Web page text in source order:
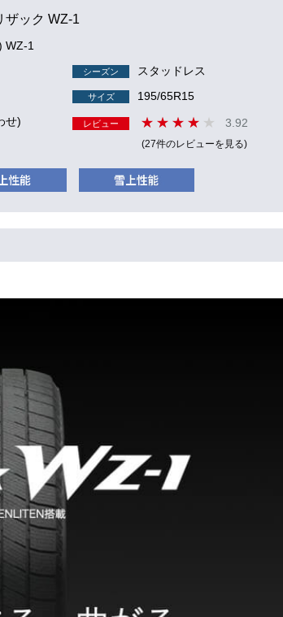
ザック WZ-1
WZ-1
シーズン スタッドレス
サイズ 195/65R15
せ) レビュー 3.92
(27件のレビューを見る)